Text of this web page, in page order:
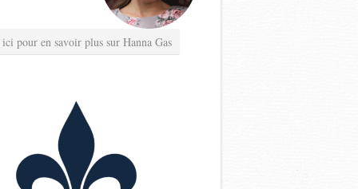
pour en savoir plus sur Hanna Gas